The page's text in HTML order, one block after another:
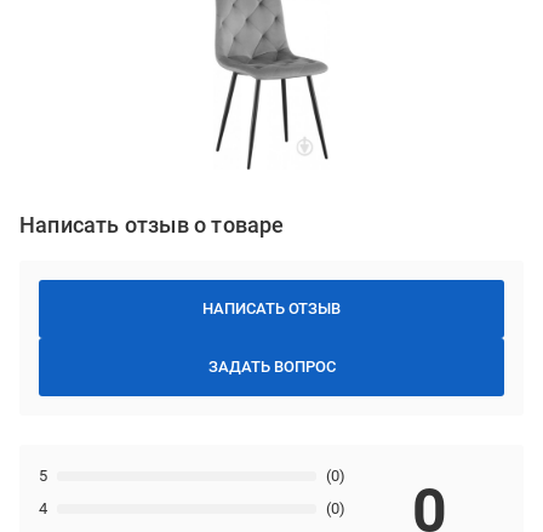
Написать отзыв о товаре
НАПИСАТЬ ОТЗЫВ
ЗАДАТЬ ВОПРОС
4 (0)
5 (0)
0